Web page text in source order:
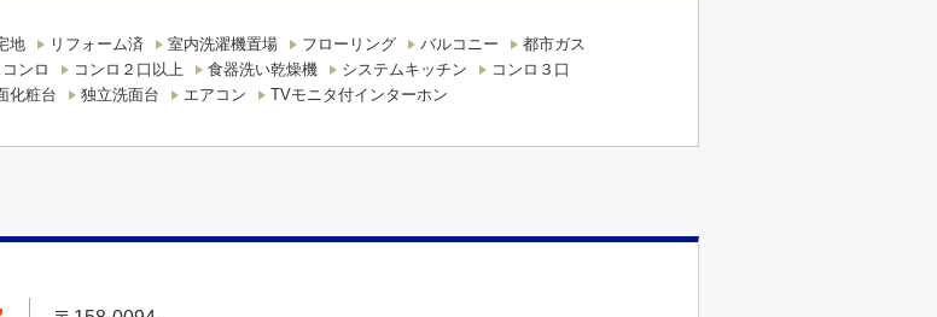
地 リフォーム済 室内洗濯機置場 フローリング バルコニー
都市ガス
ンロ コンロ２口以上 食器洗い乾燥機 システムキッチン
コンロ３口
化粧台 独立洗面台 エアコン TVモニタ付インターホン